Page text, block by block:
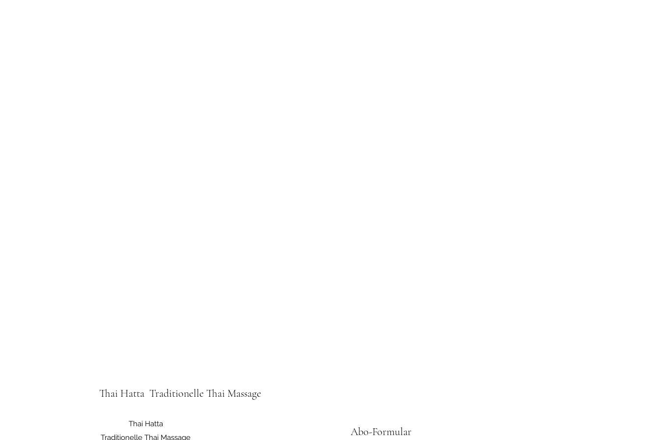
Thai Hatta Traditionelle Thai Massage
Thai Hatta
Traditionelle Thai Massage
Abo-Formular